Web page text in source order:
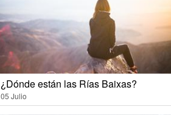
¿Dónde están las Rías Baixas?
05 Julio